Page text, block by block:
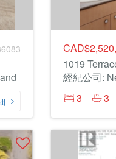
1019
經紀公司:
3
3